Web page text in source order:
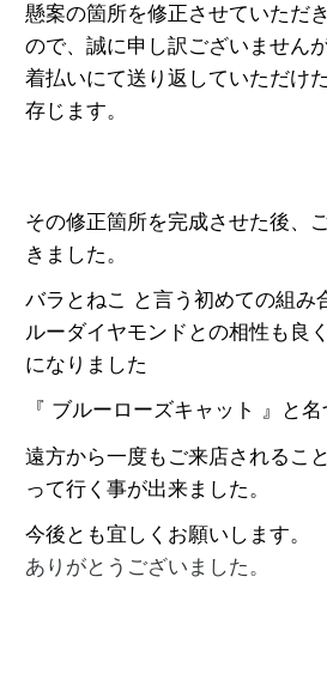
懸案の箇所を修正させていただ
ので、誠に申し訳ございませんが
着払いにて送り返していただけ
存じます。
その修正箇所を完成させた後、
きました。
バラとねこ と言う初めての組み
ルーダイヤモンドとの相性も良
になりました
『 ブルーローズキャット 』と名
遠方から一度もご来店されるこ
って行く事が出来ました。
今後とも宜しくお願いします。
ありがとうございました。